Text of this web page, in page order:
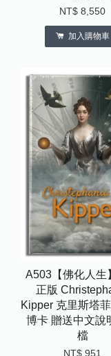
NT$ 8,550
加入購物車
A503【佛化人生
正版
Kipper 克里斯塔
博卡 贈送中文說
檔
NT$ 951